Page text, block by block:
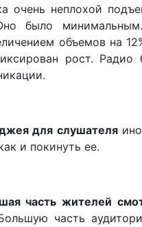
очень неплохой
было
объемов на
рост.
для слушателя
и покинуть ее.
часть жителей
часть